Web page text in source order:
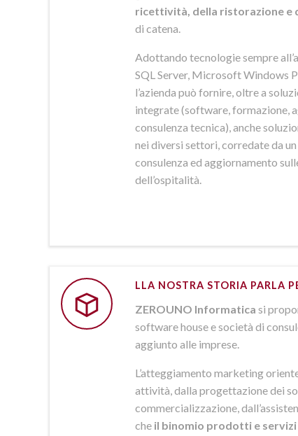
ricettività, della ristorazione e
di catena.
Adottando tecnologie sempre
SQL Server, Microsoft Windows
l’azienda può fornire, oltre a
integrate (software, formazione,
consulenza tecnica), anche
nei diversi settori, corredate da
consulenza ed aggiornamento
dell’ospitalità.
LLA NOSTRA STORIA PARLA
ZEROUNO Informatica si
software house e società di
aggiunto alle imprese.
L’atteggiamento marketing
attività, dalla progettazione dei
commercializzazione,
che il binomio prodotti e servizi